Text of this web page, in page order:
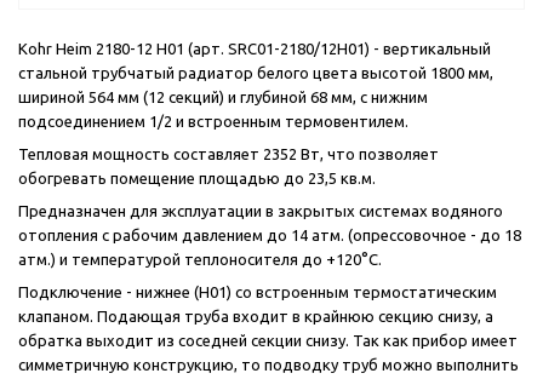
Kohr Heim 2180-12 H01 (арт. SRC01-2180/12H01) - вертикальный
стальной трубчатый радиатор белого цвета высотой 1800 мм,
шириной 564 мм (12 секций) и глубиной 68 мм, с нижним
подсоединением 1/2 и встроенным термовентилем.
Тепловая мощность составляет 2352 Вт, что позволяет
обогревать помещение площадью до 23,5 кв.м.
Предназначен для эксплуатации в закрытых системах водяного
отопления с рабочим давлением до 14 атм. (опрессовочное - до 18
атм.) и температурой теплоносителя до +120°С.
Подключение - нижнее (H01) со встроенным термостатическим
клапаном. Подающая труба входит в крайнюю секцию снизу, а
обратка выходит из соседней секции снизу. Так как прибор имеет
симметричную конструкцию, то подводку труб можно выполнить